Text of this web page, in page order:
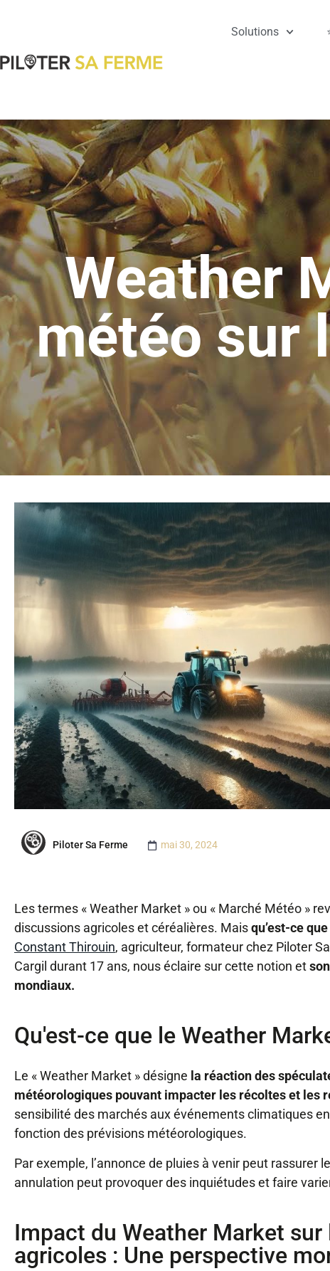
Solutions
Weather
météo sur
Piloter Sa Ferme mai 30, 2024
Les termes « Weather Market » ou « Marché Météo »
discussions agricoles et céréalières. Maisqu’est-ce
Constant Thirouin, agriculteur, formateur chez Piloter
Cargil durant 17 ans, nous éclaire sur cette notion et
mondiaux.
Qu'est-ce que le Weather
Le « Weather Market » désigne la réaction des
météorologiques pouvant impacter les récoltes et les
sensibilité des marchés aux événements climatiques
fonction des prévisions météorologiques.
Par exemple, l’annonce de pluies à venir peut rassurer
annulation peut provoquer des inquiétudes et faire
Impact du Weather Market sur
agricoles : Une perspective